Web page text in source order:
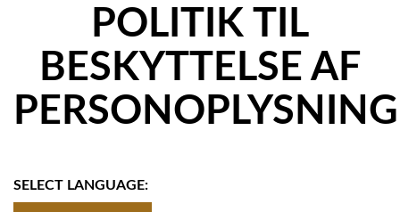
POLITIK TIL
BESKYTTELSE AF
SELECT LANGUAGE: